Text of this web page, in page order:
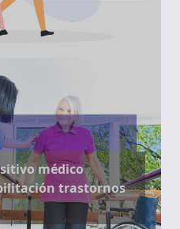
médico
trastornos